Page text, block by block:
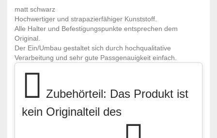
matt schwarz
Hochwertiger und strapazierfähiger Kunststoff.
Alle Halter und Befestigungspunkte entsprechen dem
Original.
Der Ein/Umbau gestaltet sich durch hochqualitative
Verarbeitung und sehr gute Passgenauigkeit einfach.
Zubehörteil: Das Produkt ist
kein Originalteil des